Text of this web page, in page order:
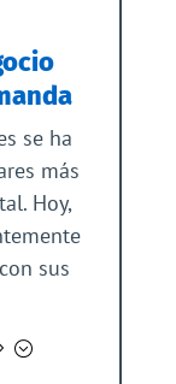
se ha
más
Hoy,
sus